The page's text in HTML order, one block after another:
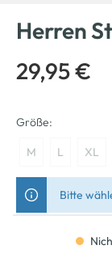
Herren
29,95 €
Größe:
M L XL
Bitte